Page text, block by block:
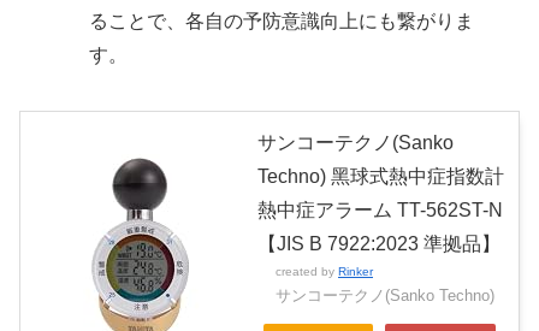
ることで、各自の予防意識向上にも繋がりま
す。
サンコーテクノ(Sanko
Techno) ⿊球式熱中症指数計
熱中症アラーム TT-562ST-N
【JIS B 7922:2023 準拠品】
created by Rinker
サンコーテクノ(Sanko Techno)